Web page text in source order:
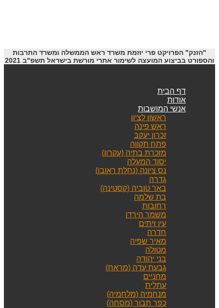
"הזנק" הפרויקט פרי יוזמת משרד ראש הממשלה ומשרד התרבות
והספורט בביצוע המועצה לשימור אתרי מורשת בישראל תשפ"ב 2021
דף הבית
אודות
אנשי המושבות
ראשון לציון
ראש פינה
זכרון יעקב
פתח תקווה
מזכרת בתיה (עקרון)
יסוד המעלה
נס ציונה (נחלת ראובן)
גדרה
באר טוביה (קסטינה)
בת שלמה
רחובות
משמר הירדן
עין זיתים
חדרה
מאיר שפיה
מטולה
בני יהודה
גבעת עדה (מראח)
מחניים
עתלית
מנחמיה (מלחמיה)
כפר תבור (מסחה)